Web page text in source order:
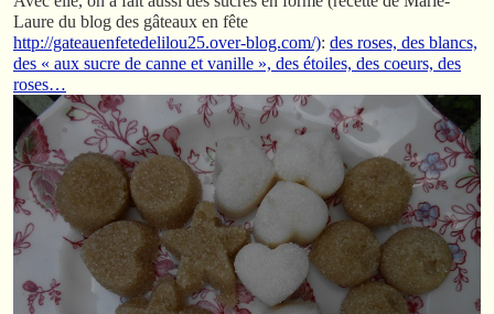
Laure du blog des gâteaux en fête
http://gateauenfetedelilou25.over-blog.com/): des roses, des blancs,
des « aux sucre de canne et vanille », des étoiles, des coeurs, des
roses…